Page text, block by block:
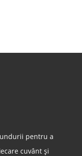
pentru a
cuvânt și